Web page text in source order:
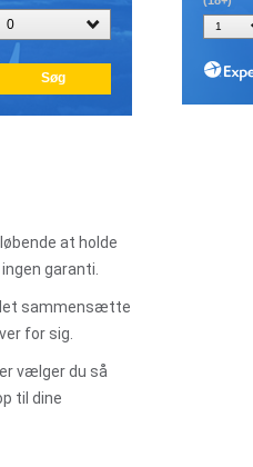
at holde
garanti.
sammensætte
for sig.
vælger du så
til dine